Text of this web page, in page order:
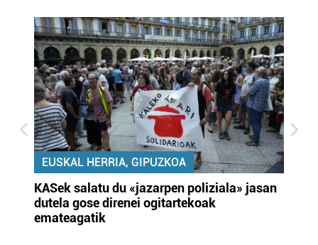
EUSKAL HERRIA, GIPUZKOA
KASek salatu du «jazarpen poliziala» jasan
dutela gose direnei ogitartekoak
emateagatik